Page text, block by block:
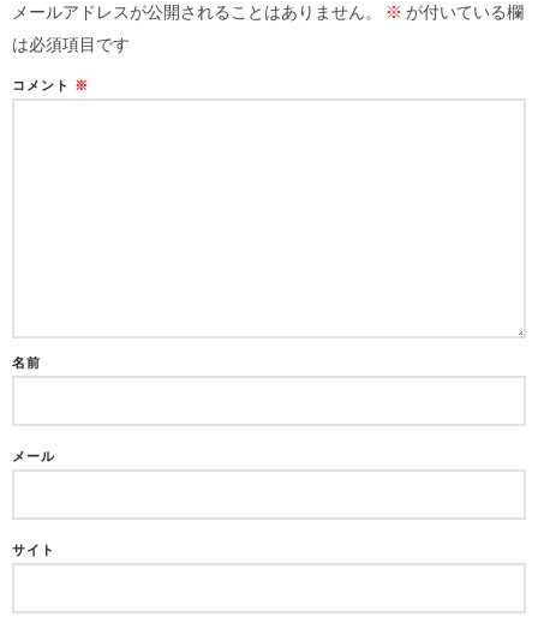
メールアドレスが公開されることはありません。 ※ が付いている欄
は必須項目です
コメント ※
名前
メール
サイト